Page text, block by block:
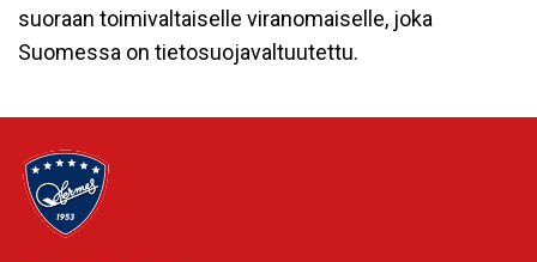
suoraan toimivaltaiselle viranomaiselle, joka
Suomessa on tietosuojavaltuutettu.